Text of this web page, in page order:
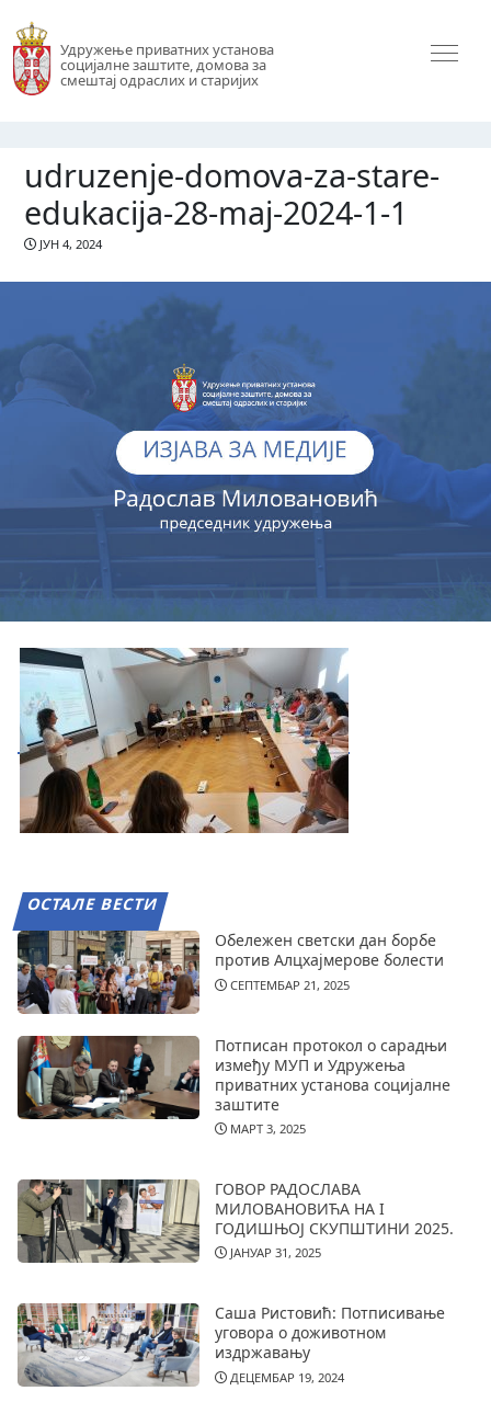
Удружење приватних установа
социјалне заштите, домова за
смештај одраслих и старијих
udruzenje-domova-za-stare-
edukacija-28-maj-2024-1-1
ЈУН 4, 2024
ОСТАЛЕ ВЕСТИ
Обележен светски дан борбе
против Алцхајмерове болести
СЕПТЕМБАР 21, 2025
Потписан протокол о сарадњи
између МУП и Удружења
приватних установа социјалне
заштите
МАРТ 3, 2025
ГОВОР РАДОСЛАВА
МИЛОВАНОВИЋА НА I
ГОДИШЊОЈ СКУПШТИНИ 2025.
ЈАНУАР 31, 2025
Саша Ристовић: Потписивање
уговора о доживотном
издржавању
ДЕЦЕМБАР 19, 2024